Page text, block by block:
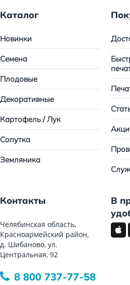
Каталог
Новинки
Семена
Плодовые
Декоративные
Картофель / Лук
Сопутка
Земляника
Контакты
Челябинская область,
Красноармейский район,
д. Шибаново, ул.
Центральная, 92
8 800 737-77-58
В